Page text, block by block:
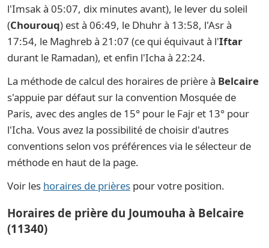
l'Imsak à 05:07, dix minutes avant), le lever du soleil
(Chourouq) est à 06:49, le Dhuhr à 13:58, l'Asr à
17:54, le Maghreb à 21:07 (ce qui équivaut à l'Iftar
durant le Ramadan), et enfin l'Icha à 22:24.
La méthode de calcul des horaires de prière à Belcaire
s'appuie par défaut sur la convention Mosquée de
Paris, avec des angles de 15° pour le Fajr et 13° pour
l'Icha. Vous avez la possibilité de choisir d'autres
conventions selon vos préférences via le sélecteur de
méthode en haut de la page.
Voir les horaires de prières pour votre position.
Horaires de prière du Joumouha à Belcaire
(11340)